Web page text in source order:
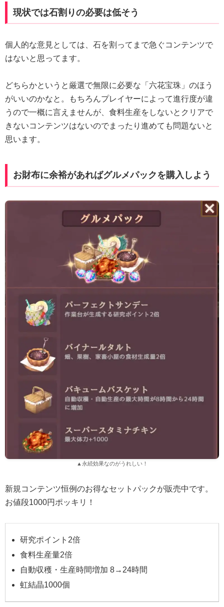
現状では石割りの必要は低そう
個人的な意見としては、石を割ってまで急ぐコンテンツで
はないと思ってます。
どちらかというと厳選で無限に必要な「六花宝珠」のほう
がいいのかなと。もちろんプレイヤーによって進行度が違
うので一概に言えませんが、食料生産をしないとクリアで
きないコンテンツはないのでまったり進めても問題ないと
思います。
お財布に余裕があればグルメパックを購入しよう
▲永続効果なのがうれしい！
新規コンテンツ恒例のお得なセットパックが販売中です。
お値段1000円ポッキリ！
研究ポイント2倍
食料生産量2倍
自動収穫・生産時間増加 8→24時間
虹結晶1000個